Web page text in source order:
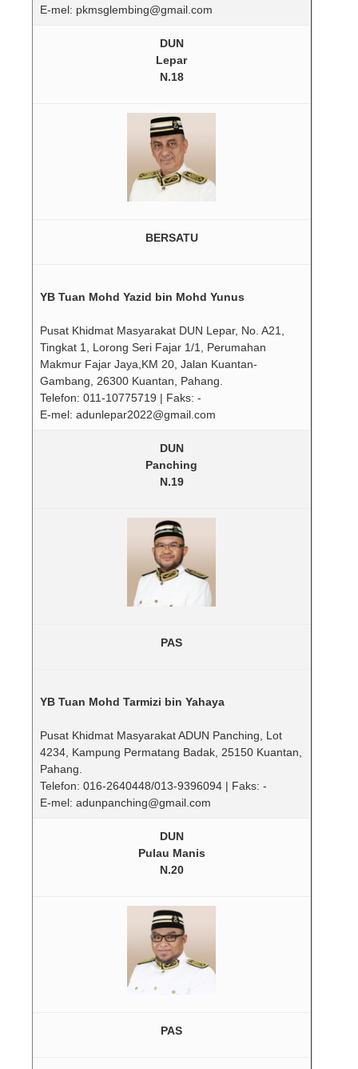
E-mel: pkmsglembing@gmail.com
DUN
Lepar
N.18
BERSATU
YB Tuan Mohd Yazid bin Mohd Yunus
Pusat Khidmat Masyarakat DUN Lepar, No. A21,
Tingkat 1, Lorong Seri Fajar 1/1, Perumahan
Makmur Fajar Jaya,KM 20, Jalan Kuantan-
Gambang, 26300 Kuantan, Pahang.
Telefon: 011-10775719 | Faks: -
E-mel: adunlepar2022@gmail.com
DUN
Panching
N.19
PAS
YB Tuan Mohd Tarmizi bin Yahaya
Pusat Khidmat Masyarakat ADUN Panching, Lot
4234, Kampung Permatang Badak, 25150 Kuantan,
Pahang.
Telefon: 016-2640448/013-9396094 | Faks: -
E-mel: adunpanching@gmail.com
DUN
Pulau Manis
N.20
PAS